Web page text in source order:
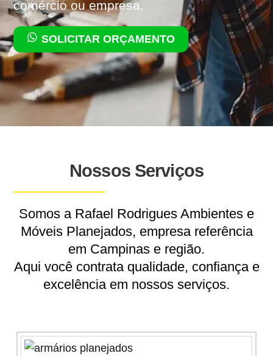
comércio ou empresa.
SOLICITAR ORÇAMENTO
Nossos Serviços
Somos a Rafael Rodrigues Ambientes e
Móveis Planejados, empresa referência
em Campinas e região.
Aqui você contrata qualidade, confiança e
excelência em nossos serviços.